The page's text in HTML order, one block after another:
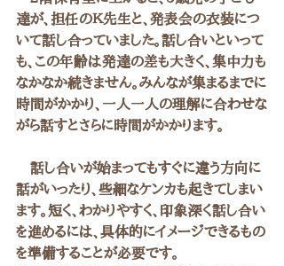
達が、担任のＫ先生と、発表会の衣装につ
いて話し合っていました。話し合いといって
も、この年齢は発達の差も大きく、集中力も
なかなか続きません。みんなが集まるまでに
時間がかかり、一人一人の理解に合わせな
がら話すとさらに時間がかかります。
話し合いが始まってもすぐに違う方向に
話がいったり、些細なケンカも起きてしまい
ます。短く、わかりやすく、印象深く話し合い
を進めるには、具体的にイメージできるもの
を準備することが必要です。